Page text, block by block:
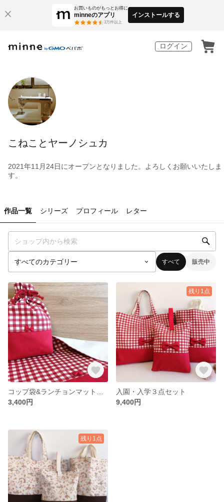
お買いものがもっとお得に
minneのアプリ
3万件以上
インストールする
ログイン
こねことヤーノシュカ
2021年11月24日にオープンとなりました。よろしくお願いいたしま
す。
作品一覧 シリーズ プロフィール レター
すべて 販売中
3,400円
残り1点
入園・入学３点セット
9,400円
残り1点